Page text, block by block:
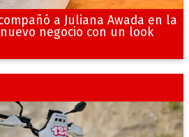
a Juliana Awada en la
negocio con un look